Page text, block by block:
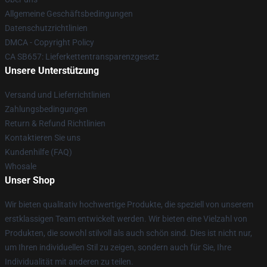
Allgemeine Geschäftsbedingungen
Datenschutzrichtlinien
DMCA - Copyright Policy
CA SB657: Lieferkettentransparenzgesetz
Unsere Unterstützung
Versand und Lieferrichtlinien
Zahlungsbedingungen
Return & Refund Richtlinien
Kontaktieren Sie uns
Kundenhilfe (FAQ)
Whosale
Unser Shop
Wir bieten qualitativ hochwertige Produkte, die speziell von unserem
erstklassigen Team entwickelt werden. Wir bieten eine Vielzahl von
Produkten, die sowohl stilvoll als auch schön sind. Dies ist nicht nur,
um Ihren individuellen Stil zu zeigen, sondern auch für Sie, Ihre
Individualität mit anderen zu teilen.